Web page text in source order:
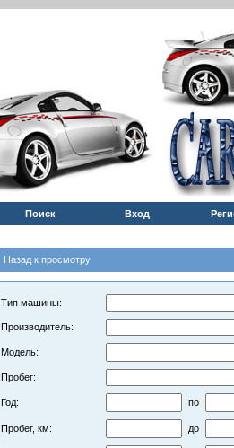
Поиск Вход
Назад к просмотру
Тип машины:
Производитель:
Модель:
Пробег:
Год: по
Пробег, км: до